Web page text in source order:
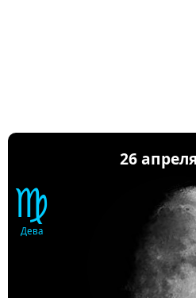
26
♍
Дева